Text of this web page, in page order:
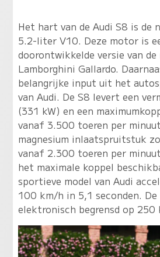
Het hart van de Audi S8 is de
5.2-liter V10. Deze motor is
doorontwikkelde versie van
Lamborghini Gallardo.
belangrijke input uit het
van Audi. De S8 levert een
(331 kW) en een
vanaf 3.500 toeren per
magnesium inlaatspruitstuk
vanaf 2.300 toeren per
het maximale koppel
sportieve model van Audi
100 km/h in 5,1 seconden.
elektronisch begrensd op 250